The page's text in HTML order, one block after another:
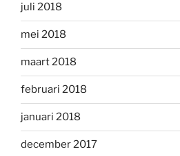
juli 2018
mei 2018
maart 2018
februari 2018
januari 2018
december 2017